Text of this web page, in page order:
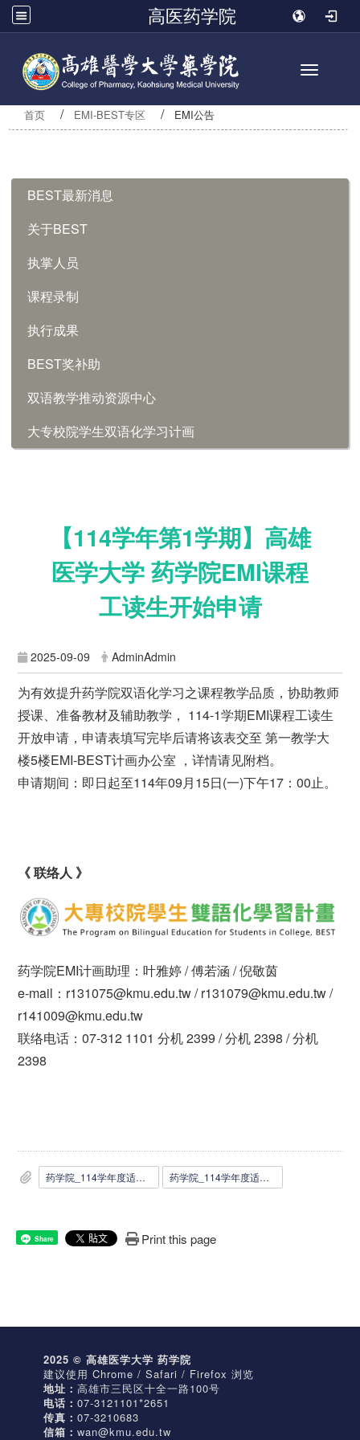
高医药学院
Toggle
首页 EMI-BEST专区 EMI公告
BEST最新消息
关于BEST
执掌人员
课程录制
执行成果
BEST奖补助
双语教学推动资源中心
大专校院学生双语化学习计画
【114学年第1学期】高雄
医学大学 药学院EMI课程
工读生开始申请
2025-09-09 AdminAdmin
为有效提升药学院双语化学习之课程教学品质，协助教师
授课、准备教材及辅助教学， 114-1学期EMI课程工读生
开放申请，申请表填写完毕后请将该表交至 第一教学大
楼5楼EMI-BEST计画办公室 ，详情请见附档。
申请期间：即日起至114年09月15日(一)下午17：00止。
《 联络人 》
药学院EMI计画助理：叶雅婷 / 傅若涵 / 倪敬茵
e-mail：r131075@kmu.edu.tw / r131079@kmu.edu.tw /
r141009@kmu.edu.tw
联络电话：07-312 1101 分机 2399 / 分机 2398 / 分机
2398
药学院_114学年度适用_EMI课程工读生申请表.docx 药学院_114学年度适用_EMI课程工读生申请表.pdf
Share Print this page
2025 © 高雄医学大学 药学院
建议使用 Chrome / Safari / Firefox 浏览
地址： 高雄市三民区十全一路100号
电话： 07-3121101*2651
传真： 07-3210683
信箱： wan@kmu.edu.tw